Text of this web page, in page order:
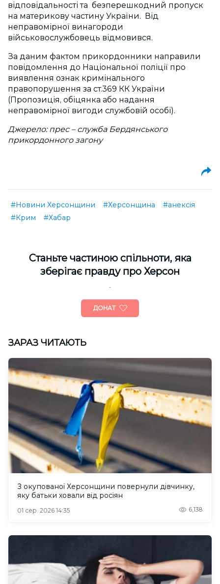
відповідальності та безперешкодний пропуск
на материкову частину України. Від
неправомірної винагороди
військовослужбовець відмовився.
За даним фактом прикордонники направили
повідомлення до Національної поліції про
виявлення ознак кримінального
правопорушення за ст.369 КК України
(Пропозиція, обіцянка або надання
неправомірної вигоди службовій особі).
Джерело: прес – служба Бердянського
прикордонного загону
#Новини Херсонщини #Херсонщина
#анексія
#Крим
#Хабар
Cтаньте частиною спільноти, яка
зберігає правду про Херсон
ДОНАТ
ЗАРАЗ ЧИТАЮТЬ
З окупованої Херсонщини повернули дівчинку,
яку батьки ховали від росіян
01 сер. 2026 14:35 6,138